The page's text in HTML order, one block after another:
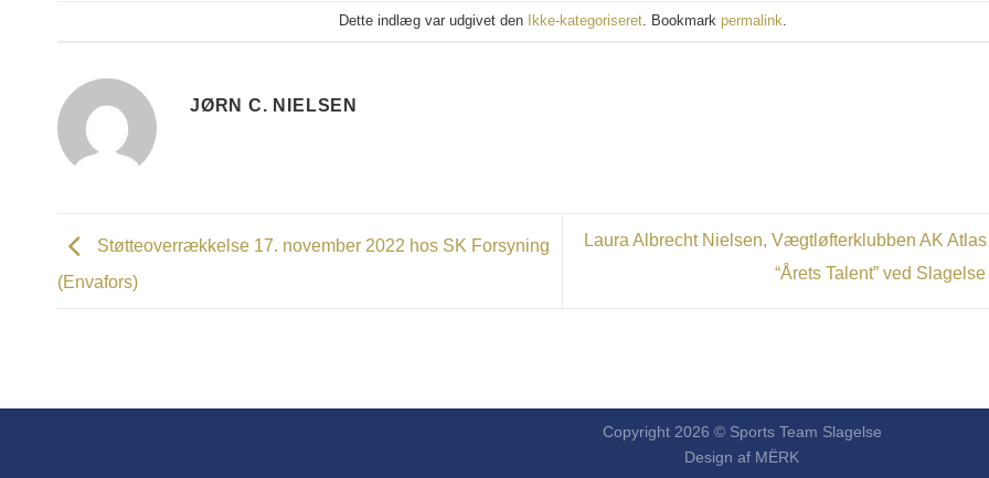
Dette indlæg var udgivet den Ikke-kategoriseret. Bookmark permalink
JØRN C. NIELSEN
Støtteoverrækkelse 17. november 2022 hos SK Forsyning
(Envafors)
Laura Albrecht Nielsen, Vægtløfterklubben AK
“Årets Talent” ved Slagelse
Copyright 2026 © Sports Team Slagelse
Design af MËRK